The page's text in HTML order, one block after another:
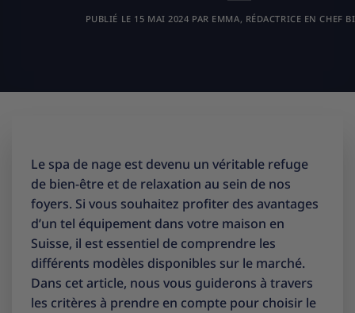
PUBLIÉ LE 15 MAI 2024 PAR EMMA, RÉDACTRICE EN CHEF
Le spa de nage est devenu un véritable refuge
de bien-être et de relaxation au sein de nos
foyers. Si vous souhaitez profiter des avantages
d’un tel équipement dans votre maison en
Suisse, il est essentiel de comprendre les
différents modèles disponibles sur le marché.
Dans cet article, nous vous guiderons à travers
les critères à prendre en compte pour choisir le